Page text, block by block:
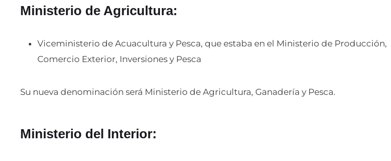
Ministerio de Agricultura:
Viceministerio de Acuacultura y Pesca, que estaba en el Ministerio de Producción,
Comercio Exterior, Inversiones y Pesca
Su nueva denominación será Ministerio de Agricultura, Ganadería y Pesca.
Ministerio del Interior: